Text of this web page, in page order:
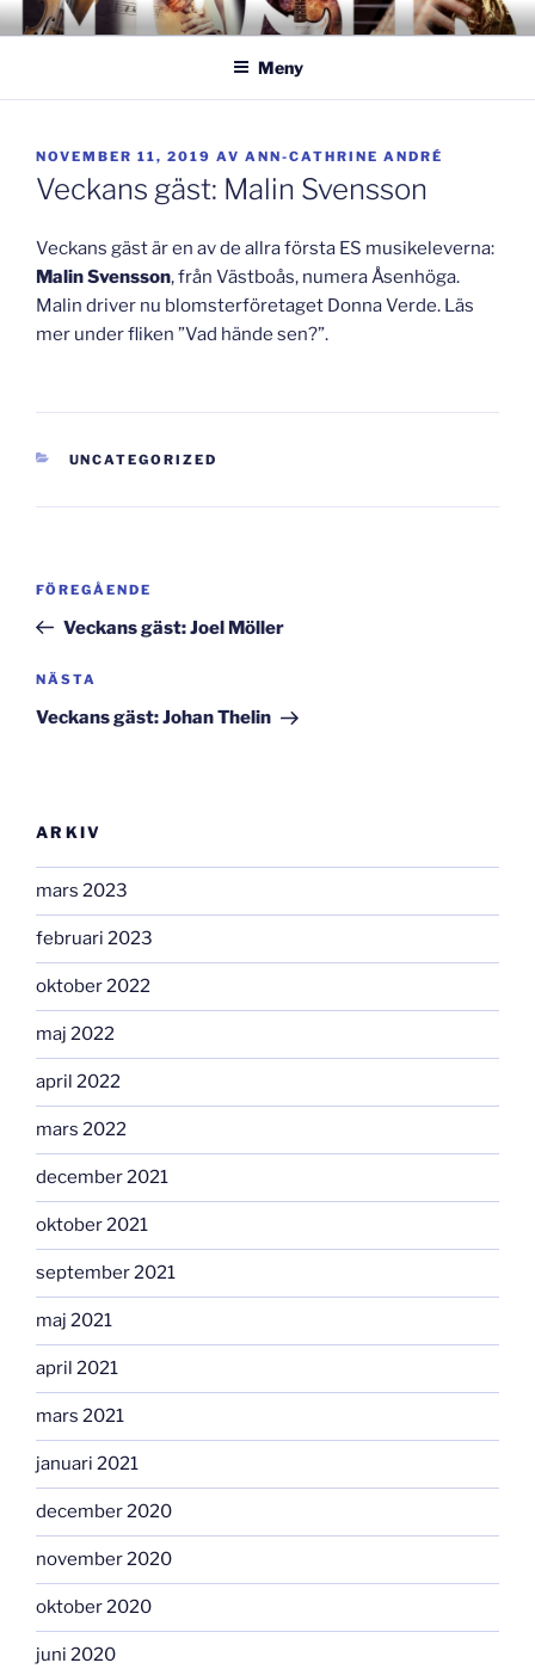
Hoppa
till
GISLAVEDMUSIKESTET
– här formas framtiden!
Meny
PUBLICERAT
NOVEMBER 11, 2019 AV ANN-CATHRINE ANDRÉ
Veckans gäst: Malin Svensson
Veckans gäst är en av de allra första ES musikeleverna:
Malin Svensson, från Västboås, numera Åsenhöga.
Malin driver nu blomsterföretaget Donna Verde. Läs
mer under fliken ”Vad hände sen?”.
KATEGORIER
UNCATEGORIZED
Inläggsnavigering
Föregående
inlägg
FÖREGÅENDE
Veckans gäst: Joel Möller
Nästa
inlägg
NÄSTA
Veckans gäst: Johan Thelin
ARKIV
mars 2023
februari 2023
oktober 2022
maj 2022
april 2022
mars 2022
december 2021
oktober 2021
september 2021
maj 2021
april 2021
mars 2021
januari 2021
december 2020
november 2020
oktober 2020
juni 2020